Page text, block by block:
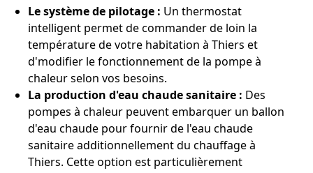
Le système de pilotage : Un thermostat
intelligent permet de commander de loin la
température de votre habitation à Thiers et
d'modifier le fonctionnement de la pompe à
chaleur selon vos besoins.
La production d'eau chaude sanitaire : Des
pompes à chaleur peuvent embarquer un ballon
d'eau chaude pour fournir de l'eau chaude
sanitaire additionnellement du chauffage à
Thiers. Cette option est particulièrement